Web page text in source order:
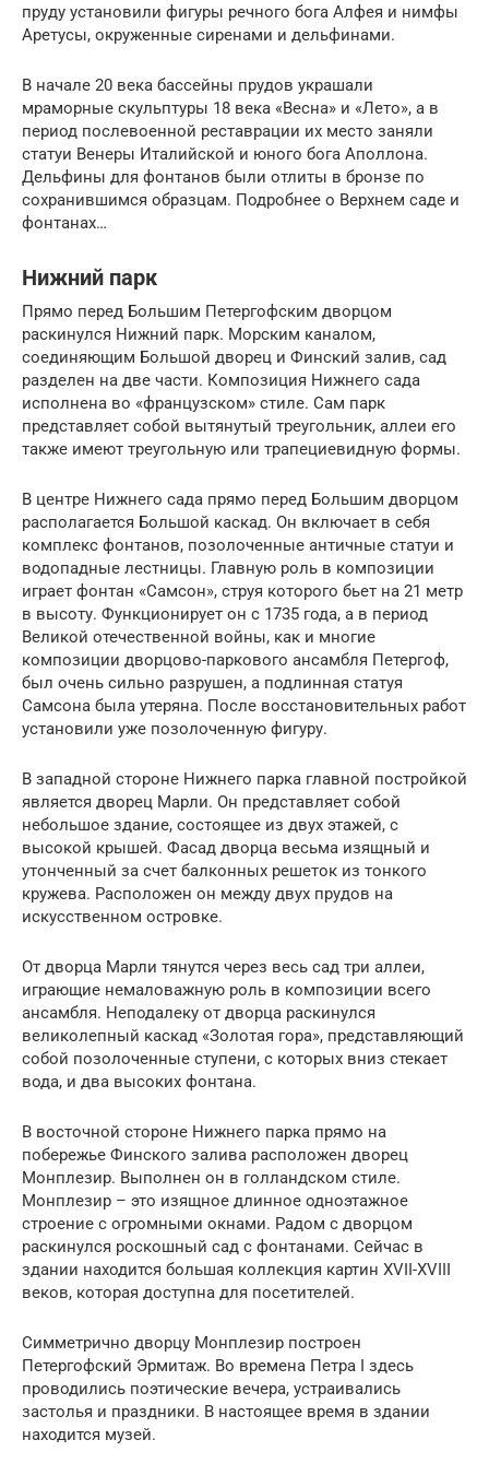
пруду установили фигуры речного бога Алфея и нимфы
Аретусы, окруженные сиренами и дельфинами.
В начале 20 века бассейны прудов украшали
мраморные скульптуры 18 века «Весна» и «Лето», а в
период послевоенной реставрации их место заняли
статуи Венеры Италийской и юного бога Аполлона.
Дельфины для фонтанов были отлиты в бронзе по
сохранившимся образцам. Подробнее о Верхнем саде и
фонтанах…
Нижний парк
Прямо перед Большим Петергофским дворцом
раскинулся Нижний парк. Морским каналом,
соединяющим Большой дворец и Финский залив, сад
разделен на две части. Композиция Нижнего сада
исполнена во «французском» стиле. Сам парк
представляет собой вытянутый треугольник, аллеи его
также имеют треугольную или трапециевидную формы.
В центре Нижнего сада прямо перед Большим дворцом
располагается Большой каскад. Он включает в себя
комплекс фонтанов, позолоченные античные статуи и
водопадные лестницы. Главную роль в композиции
играет фонтан «Самсон», струя которого бьет на 21 метр
в высоту. Функционирует он с 1735 года, а в период
Великой отечественной войны, как и многие
композиции дворцово-паркового ансамбля Петергоф,
был очень сильно разрушен, а подлинная статуя
Самсона была утеряна. После восстановительных работ
установили уже позолоченную фигуру.
В западной стороне Нижнего парка главной постройкой
является дворец Марли. Он представляет собой
небольшое здание, состоящее из двух этажей, с
высокой крышей. Фасад дворца весьма изящный и
утонченный за счет балконных решеток из тонкого
кружева. Расположен он между двух прудов на
искусственном островке.
От дворца Марли тянутся через весь сад три аллеи,
играющие немаловажную роль в композиции всего
ансамбля. Неподалеку от дворца раскинулся
великолепный каскад «Золотая гора», представляющий
собой позолоченные ступени, с которых вниз стекает
вода, и два высоких фонтана.
В восточной стороне Нижнего парка прямо на
побережье Финского залива расположен дворец
Монплезир. Выполнен он в голландском стиле.
Монплезир – это изящное длинное одноэтажное
строение с огромными окнами. Радом с дворцом
раскинулся роскошный сад с фонтанами. Сейчас в
здании находится большая коллекция картин XVII-XVIII
веков, которая доступна для посетителей.
Симметрично дворцу Монплезир построен
Петергофский Эрмитаж. Во времена Петра I здесь
проводились поэтические вечера, устраивались
застолья и праздники. В настоящее время в здании
находится музей.